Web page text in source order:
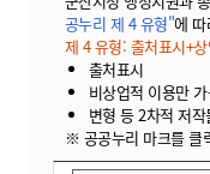
공누리 제 4 유형"에
제 4 유형: 출처표시+
출처표시
비상업적 이용만
변형 등 2차적 저
※ 공공누리 마크를 클